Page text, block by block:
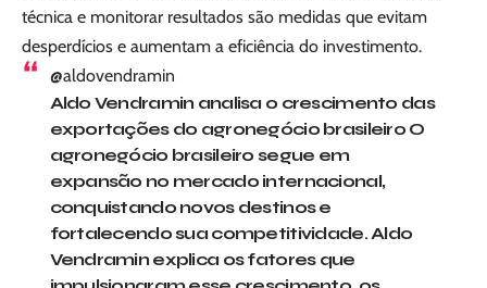
técnica e monitorar resultados são medidas que evitam
desperdícios e aumentam a eficiência do investimento.
@aldovendramin
Aldo Vendramin analisa o crescimento das
exportações do agronegócio brasileiro O
agronegócio brasileiro segue em
expansão no mercado internacional,
conquistando novos destinos e
fortalecendo sua competitividade. Aldo
Vendramin explica os fatores que